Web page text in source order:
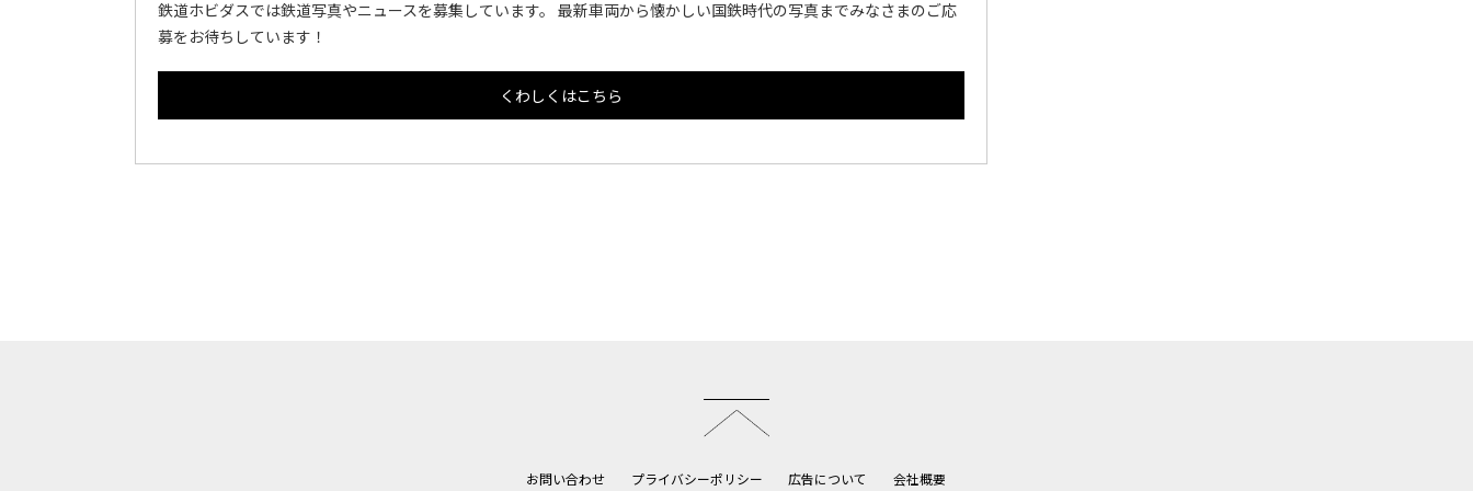
鉄道ホビダスでは鉄道写真やニュースを募集しています。 最新車両から懐かしい国鉄時代の写真までみなさまのご応
募をお待ちしています！
くわしくはこちら
お問い合わせ プライバシーポリシー 広告について 会社概要